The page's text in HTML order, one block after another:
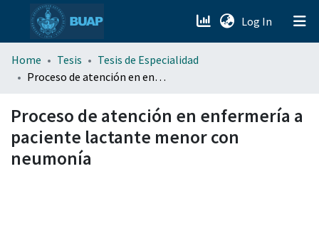
Log In (current)
menu.section.about_menu
Home Tesis
Tesis de Especialidad
Proceso de atención en enfermería a paciente lactante menor con neumonía
Proceso de atención en enfermería a
paciente lactante menor con
neumonía